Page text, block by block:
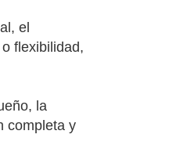
el
flexibilidad,
la
completa y